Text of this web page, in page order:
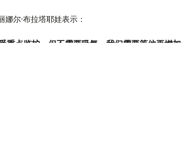
尔·布拉塔耶娃表示：
重点监护，但不需要吸氧。我们需要等他再增加